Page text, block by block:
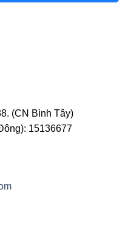
(CN Bình Tây)
15136677